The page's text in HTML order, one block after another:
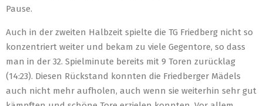
Pause.
Auch in der zweiten Halbzeit spielte die TG Friedberg nicht so
konzentriert weiter und bekam zu viele Gegentore, so dass
man in der 32. Spielminute bereits mit 9 Toren zurücklag
(14:23). Diesen Rückstand konnten die Friedberger Mädels
auch nicht mehr aufholen, auch wenn sie weiterhin sehr gut